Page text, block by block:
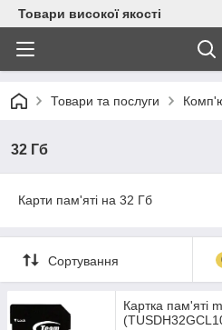
Товари високої якості
Товари та послуги
32 Гб
Карти пам'яті на 32 Гб
Сортування
Картка пам'яті